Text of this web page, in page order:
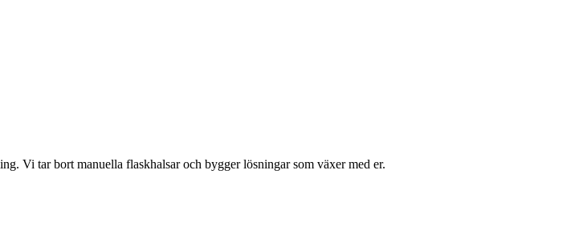
Vi tar bort manuella flaskhalsar och bygger lösningar som växer med er.